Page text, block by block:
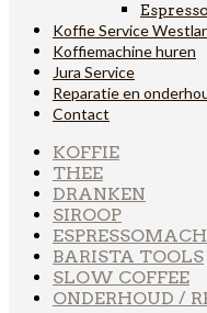
Koffie Service
Koffiemachine huren
Jura Service
Reparatie en
Contact
KOFFIE
THEE
DRANKEN
SIROOP
BARISTA TOOLS
SLOW COFFEE
ONDERHOUD /